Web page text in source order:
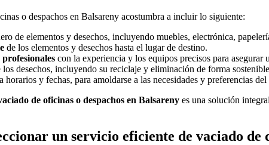
o despachos en Balsareny acostumbra a incluir lo siguiente:
de elementos y desechos, incluyendo muebles, electrónica,
de los elementos y desechos hasta el lugar de destino.
con la experiencia y los equipos precisos para asegurar
los desechos, incluyendo su reciclaje y eliminación de forma
y fechas, para amoldarse a las necesidades y preferencias
de oficinas o despachos en Balsareny es una solución
un servicio eficiente de vaciado de